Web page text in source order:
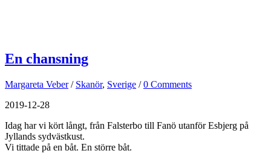
En chansning
Margareta Veber / Skanör, Sverige / 0 Comments
2019-12-28
Idag har vi kört långt, från Falsterbo till Fanö utanför Esbjerg på
Jyllands sydvästkust.
Vi tittade på en båt. En större båt.